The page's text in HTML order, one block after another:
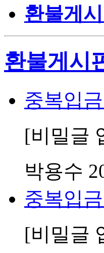
환불게
환불게시
중복입금
[비밀글
박용수
중복입
[비밀글